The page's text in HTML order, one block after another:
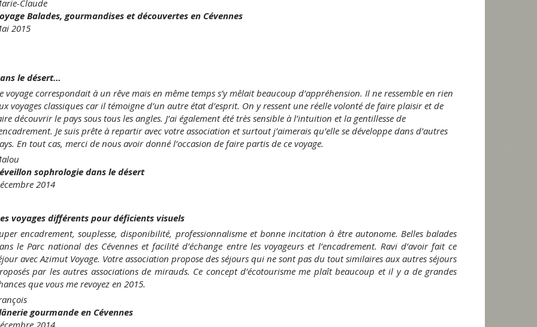
Claude
Balades, gourmandises et découvertes en Cévennes
2015
le désert…
voyage correspondait à un rêve mais en même temps s’y mêlait beaucoup d’appréhension. Il ne ressemble en rien
voyages classiques car il témoigne d’un autre état d’esprit. On y ressent une réelle volonté de faire plaisir et de
découvrir le pays sous tous les angles. J’ai également été très sensible à l’intuition et la gentillesse de
Je suis prête à repartir avec votre association et surtout j’aimerais qu’elle se développe dans d’autres
En tout cas, merci de nous avoir donné l’occasion de faire partis de ce voyage.
sophrologie dans le désert
2014
voyages différents pour déficients visuels
encadrement, souplesse, disponibilité, professionnalisme et bonne incitation à être autonome. Belles balades
le Parc national des Cévennes et facilité d’échange entre les voyageurs et l’encadrement. Ravi d’avoir fait ce
avec Azimut Voyage. Votre association propose des séjours qui ne sont pas du tout similaires aux autres séjours
par les autres associations de mirauds. Ce concept d’écotourisme me plaît beaucoup et il y a de grandes
que vous me revoyez en 2015.
gourmande en Cévennes